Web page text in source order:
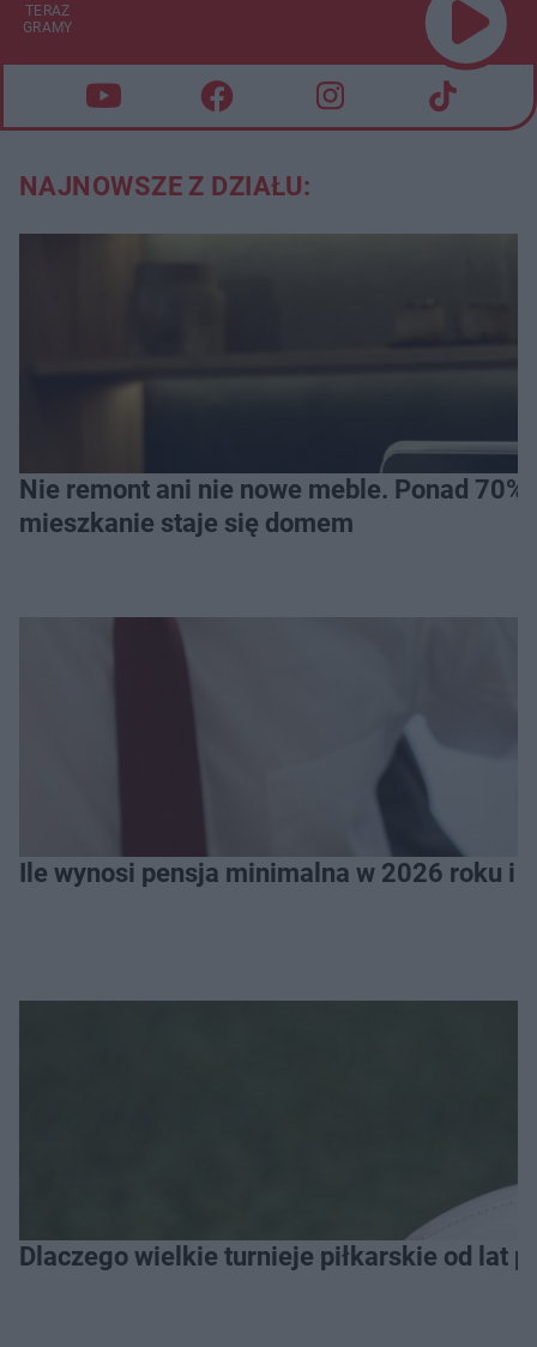
TERAZ
GRAMY
NAJNOWSZE Z DZIAŁU:
Nie remont ani nie nowe meble. Ponad
mieszkanie staje się domem
Ile wynosi pensja minimalna w 2026 roku i
Dlaczego wielkie turnieje piłkarskie od lat